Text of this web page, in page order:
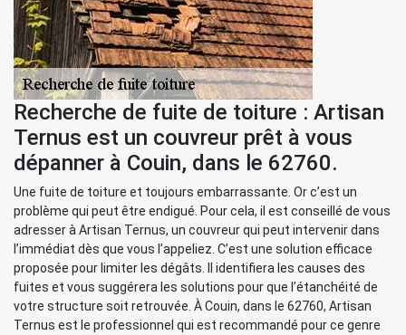
Recherche de fuite de toiture : Artisan
Ternus est un couvreur prêt à vous
dépanner à Couin, dans le 62760.
Une fuite de toiture et toujours embarrassante. Or c’est un
problème qui peut être endigué. Pour cela, il est conseillé de vous
adresser à Artisan Ternus, un couvreur qui peut intervenir dans
l’immédiat dès que vous l’appeliez. C’est une solution efficace
proposée pour limiter les dégâts. Il identifiera les causes des
fuites et vous suggérera les solutions pour que l’étanchéité de
votre structure soit retrouvée. À Couin, dans le 62760, Artisan
Ternus est le professionnel qui est recommandé pour ce genre